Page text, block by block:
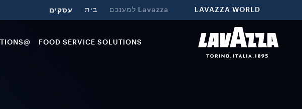
LAVAZZA WORLD Lavazza למענכם בית עסקים
FOOD SERVICE SOLUTIONS
@BUSINESS SOLUTIONS